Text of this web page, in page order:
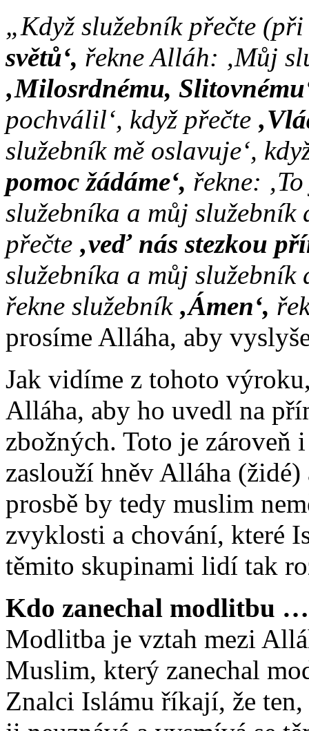
„Když služebník přečte
světů‘, řekne Alláh: ‚Můj
‚Milosrdnému,
pochválil‘, když přečte
služebník mě oslavuje‘,
pomoc žádáme‘, řekne:
služebníka a můj služebník
přečte ‚veď nás stezkou
služebníka a můj služebník
řekne služebník ‚Ámen‘,
prosíme Alláha, aby
Jak vidíme z tohoto
Alláha, aby ho uvedl na
zbožných. Toto je zároveň
zaslouží hněv Alláha
prosbě by tedy muslim
zvyklosti a chování, které
těmito skupinami lidí tak
Kdo zanechal modlitbu …
Modlitba je vztah mezi
Muslim, který zanechal
Znalci Islámu říkají, že